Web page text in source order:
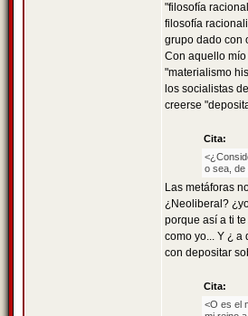
"filosofía
filosofía
grupo dado con
Con aquello
"materialismo
los socialistas
creerse
Cita:
o sea, de
Las metáforas
¿Neoliberal?
porque así a ti
como yo... Y ¿
con depositar
Cita:
<O es el